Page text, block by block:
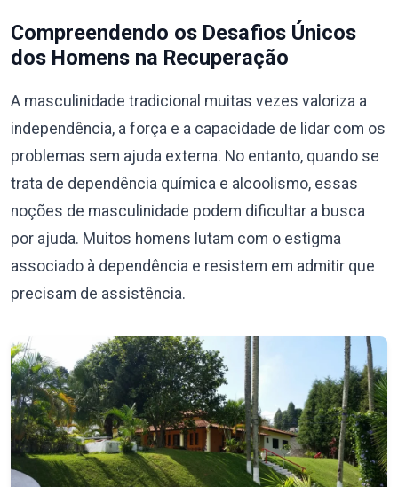
Compreendendo os Desafios Únicos
dos Homens na Recuperação
A masculinidade tradicional muitas vezes valoriza a
independência, a força e a capacidade de lidar com os
problemas sem ajuda externa. No entanto, quando se
trata de dependência química e alcoolismo, essas
noções de masculinidade podem dificultar a busca
por ajuda. Muitos homens lutam com o estigma
associado à dependência e resistem em admitir que
precisam de assistência.